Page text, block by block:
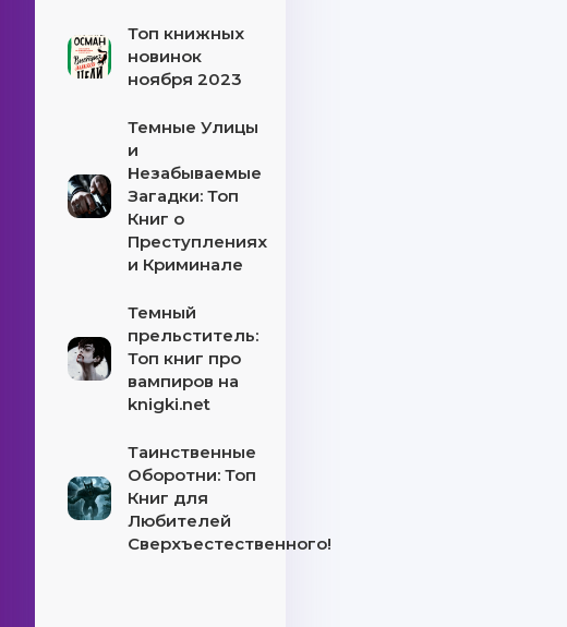
Топ книжных
новинок
ноября 2023
Темные Улицы
и
Незабываемые
Загадки: Топ
Книг о
Преступлениях
и Криминале
Темный
прельститель:
Топ книг про
вампиров на
knigki.net
Таинственные
Оборотни: Топ
Книг для
Любителей
Сверхъестественного!